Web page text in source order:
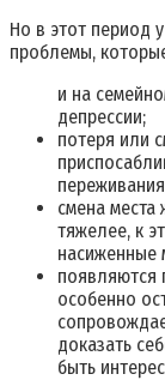
Но в этот период
проблемы,
и на
депрессии;
потеря или
смена места
тяжелее, к
насиженные
появляются
особенно
доказать
быть